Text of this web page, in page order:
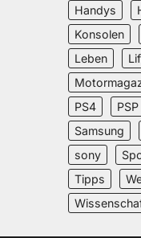
Handys
Konsolen
Leben
PS4
PSP
Samsung
sony
Tipps